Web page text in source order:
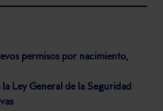
permisos por nacimiento,
Ley General de la Seguridad